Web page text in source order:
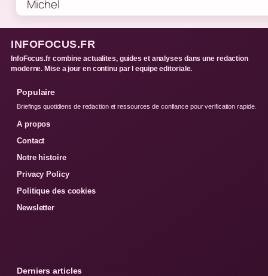
INFOFOCUS.FR
InfoFocus.fr combine actualites, guides et analyses dans une redaction
moderne. Mise a jour en continu par l equipe editoriale.
Populaire
Briefings quotidiens de redaction et ressources de confiance pour verification rapide.
A propos
Contact
Notre histoire
Privacy Policy
Politique des cookies
Newsletter
Derniers articles